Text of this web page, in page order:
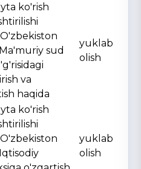
ko'rish
sud
va
haqida
yuklab
olish
ko'rish
yuklab
olish